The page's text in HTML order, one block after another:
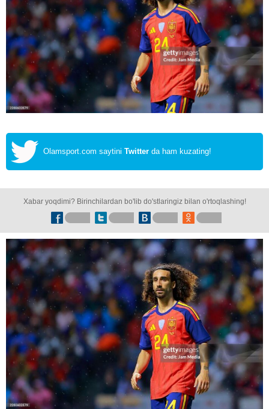
Olamsport.com saytini Twitter da ham kuzating!
Xabar yoqdimi? Birinchilardan bo'lib do'stlaringiz bilan o'rtoqlashing!